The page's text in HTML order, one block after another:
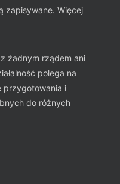
zapisywane. Więcej
żadnym rządem ani
polega na
przygotowania i
do różnych